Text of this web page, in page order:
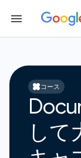
コース
して